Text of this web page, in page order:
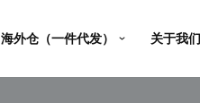
海外仓（一件代发） 关于我们